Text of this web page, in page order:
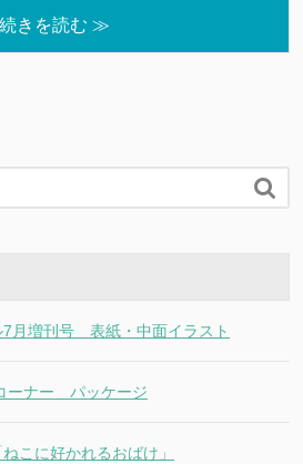
続きを読む ≫

7月増刊号 表紙・中面イラスト
ーナー パッケージ
こに好かれるおばけ」